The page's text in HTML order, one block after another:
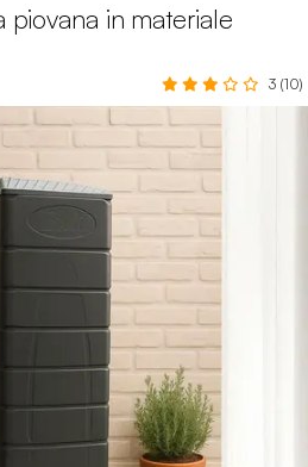
in materiale
3 (10)